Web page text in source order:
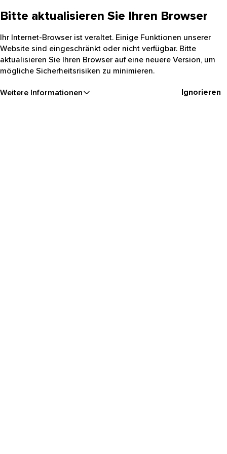
Bitte aktualisieren Sie Ihren Browser
Ihr Internet-Browser ist veraltet. Einige Funktionen unserer
Website sind eingeschränkt oder nicht verfügbar. Bitte
aktualisieren Sie Ihren Browser auf eine neuere Version, um
mögliche Sicherheitsrisiken zu minimieren.
Weitere Informationen Ignorieren